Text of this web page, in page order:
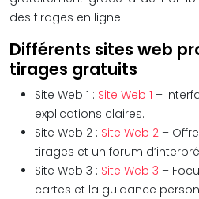
des tirages en ligne.
Différents sites web
tirages gratuits
Site Web 1 : Site Web 1 –
explications claires.
Site Web 2 : Site Web 2 –
tirages et un forum
Site Web 3 : Site Web 3 –
cartes et la guidance